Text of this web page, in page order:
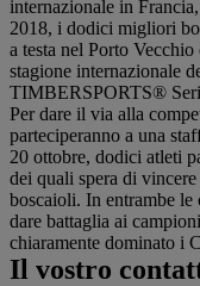
internazionale in
2018, i dodici migliori
a testa nel Porto
stagione internazionale
TIMBERSPORTS®
Per dare il via alla
parteciperanno a una
20 ottobre, dodici atleti
dei quali spera di
boscaioli. In entrambe
dare battaglia ai
chiaramente dominato i
Il vostro